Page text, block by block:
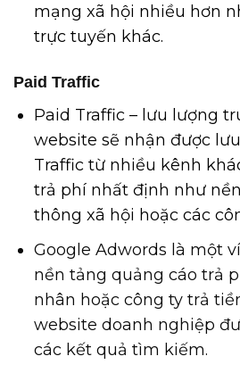
mạng xã hội nhiều hơn
trực tuyến khác.
Paid Traffic
Paid Traffic – lưu lượng
website sẽ nhận được
Traffic từ nhiều kênh
trả phí nhất định như
thông xã hội hoặc các
Google Adwords là một
nền tảng quảng cáo trả
nhân hoặc công ty trả
website doanh nghiệp
các kết quả tìm kiếm.